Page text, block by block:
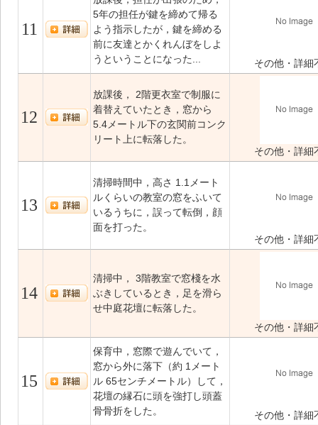
11
5年の担任が鍵を締めて帰る
よう指示したが，鍵を締める
前に友達とかくれんぼをしよ
うということになった...
その他・詳細
12
放課後， 2階更衣室で制服に
着替えていたとき，窓から
5.4メートル下の玄関前コンク
リート上に転落した。
その他・詳細
13
清掃時間中，高さ 1.1メート
ルくらいの教室の窓をふいて
いるうちに，誤って転倒，顔
面を打った。
その他・詳細
14
清掃中， 3階教室で窓棧を水
ぶきしているとき，足を滑ら
せ中庭花壇に転落した。
その他・詳細
15
保育中，窓際で遊んでいて，
窓から外に落下（約 1メート
ル 65センチメートル）して，
花壇の縁石に頭を強打し頭蓋
骨骨折をした。
その他・詳細